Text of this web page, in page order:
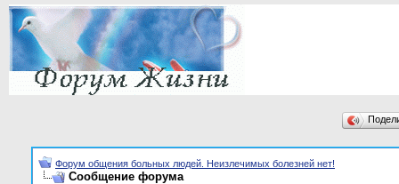
Форум общения больных людей. Неизлечимых болезней нет!
Сообщение форума